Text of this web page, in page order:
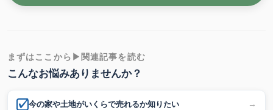
まずはここから▶関連記事を読む
こんなお悩みありませんか？
今の家や土地がいくらで売れるか知りたい →